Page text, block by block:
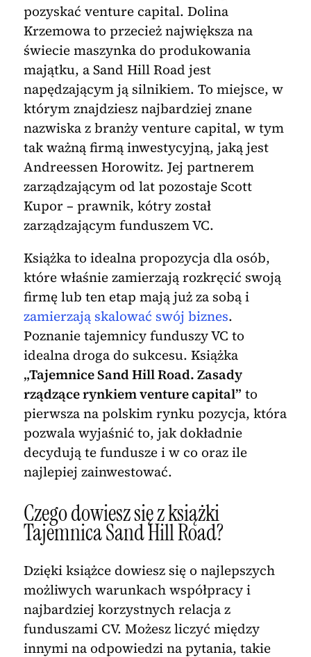
pozyskać venture capital. Dolina
Krzemowa to przecież największa na
świecie maszynka do produkowania
majątku, a Sand Hill Road jest
napędzającym ją silnikiem. To miejsce, w
którym znajdziesz najbardziej znane
nazwiska z branży venture capital, w tym
tak ważną firmą inwestycyjną, jaką jest
Andreessen Horowitz. Jej partnerem
zarządzającym od lat pozostaje Scott
Kupor – prawnik, kótry został
zarządzającym funduszem VC.
Książka to idealna propozycja dla osób,
które właśnie zamierzają rozkręcić swoją
firmę lub ten etap mają już za sobą i
zamierzają skalować swój biznes.
Poznanie tajemnicy funduszy VC to
idealna droga do sukcesu. Książka
„Tajemnice Sand Hill Road. Zasady
rządzące rynkiem venture capital” to
pierwsza na polskim rynku pozycja, która
pozwala wyjaśnić to, jak dokładnie
decydują te fundusze i w co oraz ile
najlepiej zainwestować.
Czego dowiesz się z książki
Tajemnica Sand Hill Road?
Dzięki książce dowiesz się o najlepszych
możliwych warunkach współpracy i
najbardziej korzystnych relacja z
funduszami CV. Możesz liczyć między
innymi na odpowiedzi na pytania, takie